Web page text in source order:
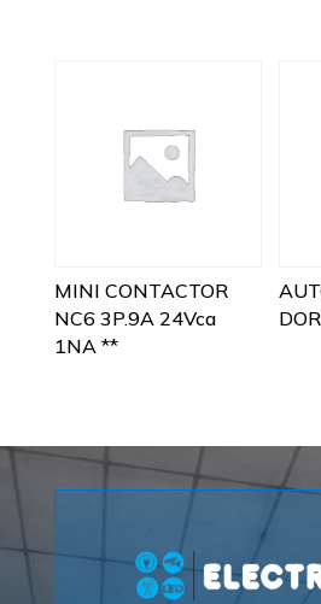
MINI CONTACTOR
NC6 3P.9A 24Vca
1NA **